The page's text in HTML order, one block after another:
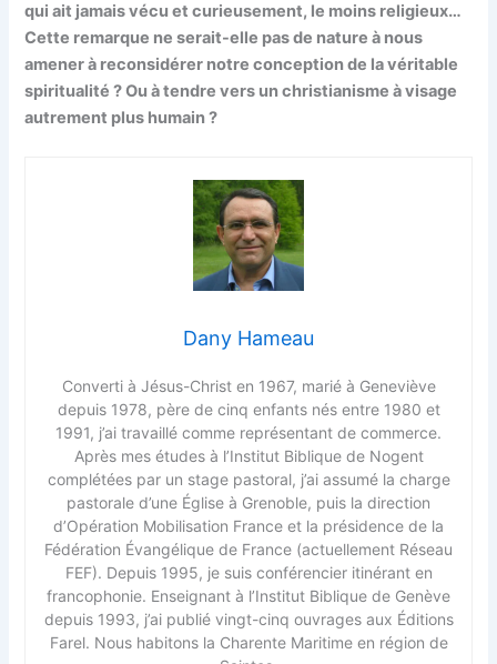
qui ait jamais vécu et curieusement, le moins religieux…
Cette remarque ne serait-elle pas de nature à nous
amener à reconsidérer notre conception de la véritable
spiritualité ? Ou à tendre vers un christianisme à visage
autrement plus humain ?
Dany Hameau
Converti à Jésus-Christ en 1967, marié à Geneviève
depuis 1978, père de cinq enfants nés entre 1980 et
1991, j’ai travaillé comme représentant de commerce.
Après mes études à l’Institut Biblique de Nogent
complétées par un stage pastoral, j’ai assumé la charge
pastorale d’une Église à Grenoble, puis la direction
d’Opération Mobilisation France et la présidence de la
Fédération Évangélique de France (actuellement Réseau
FEF). Depuis 1995, je suis conférencier itinérant en
francophonie. Enseignant à l’Institut Biblique de Genève
depuis 1993, j’ai publié vingt-cinq ouvrages aux Éditions
Farel. Nous habitons la Charente Maritime en région de